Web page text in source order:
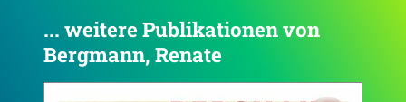
... weitere Publikationen von
Bergmann, Renate